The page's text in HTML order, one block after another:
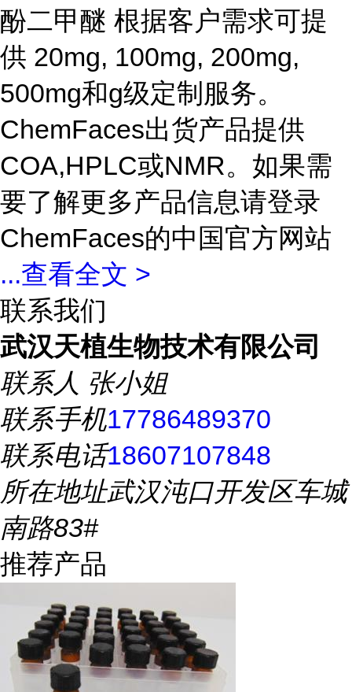
酚二甲醚 根据客户需求可提
供 20mg, 100mg, 200mg,
500mg和g级定制服务。
ChemFaces出货产品提供
COA,HPLC或NMR。如果需
要了解更多产品信息请登录
ChemFaces的中国官方网站
...查看全文 >
联系我们
武汉天植生物技术有限公司
联系人 张小姐
联系手机17786489370
联系电话18607107848
所在地址武汉沌口开发区车城
南路83#
推荐产品